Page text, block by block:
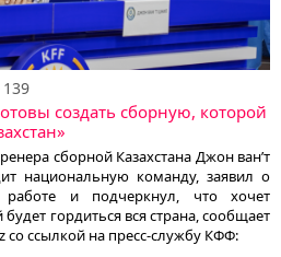
139
создать сборную, которой
сборной Казахстана Джон ван’т
национальную команду, заявил о
работе и подчеркнул, что хочет
гордиться вся страна, сообщает
со ссылкой на пресс-службу КФФ: